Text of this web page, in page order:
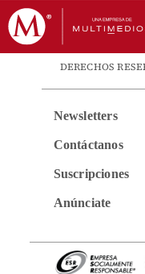
DERECHOS
Newsletters
Contáctanos
Suscripciones
Anúnciate